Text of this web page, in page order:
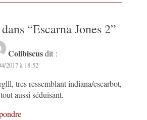
“Escarna Jones 2”
Colibiscus dit :
2017 à 18:52
tres ressemblant indiana/escarbot,
aussi séduisant.